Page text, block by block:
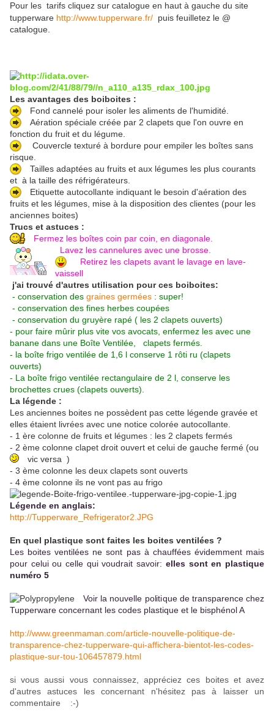
Pour les tarifs cliquez sur catalogue en haut à gauche du site
tupperware http://www.tupperware.fr/ puis feuilletez le @
catalogue.
Les avantages des boiboites :
Fond cannelé pour isoler les aliments de l'humidité.
Aération spéciale créée par 2 clapets que l'on ouvre en
fonction du fruit et du légume.
Couvercle texturé à bordure pour empiler les boîtes sans
risque.
Tailles adaptées au fruits et aux légumes les plus courants
et à la taille des réfrigérateurs.
Etiquette autocollante indiquant le besoin d'aération des
fruits et les légumes, mise à la disposition des clientes (pour les
anciennes boites)
Trucs et astuces :
Fermez les boîtes coin par coin, en diagonale.
Lavez les cannelures avec une brosse.
Retirez les clapets avant le lavage en lave-
vaissell
j'ai trouvé d'autres utilisation pour ces boiboites:
- conservation des graines germées : super!
- conservation des fines herbes coupées
- conservation du gruyère rapé ( les 2 clapets ouverts)
- pour faire mûrir plus vite vos avocats, enfermez les avec une
banane dans une Boîte Ventilée, clapets fermés.
- la boîte frigo ventilée de 1,6 l conserve 1 rôti ru (clapets
ouverts)
- La boîte frigo ventilée rectangulaire de 2 l, conserve les
brochettes crues (clapets ouverts).
La légende :
Les anciennes boites ne possèdent pas cette légende gravée et
elles étaient livrées avec une notice colorée autocollante.
- 1 ère colonne de fruits et légumes : les 2 clapets fermés
- 2 ème colonne clapet droit ouvert et celui de gauche fermé (ou
vic versa )
- 3 ème colonne les deux clapets sont ouverts
- 4 ème colonne ils ne vont pas au frigo
Légende en anglais:
http://Tupperware_Refrigerator2.JPG
En quel plastique sont faites les boites ventilées ?
Les boites ventilées ne sont pas à chauffées évidemment mais
pour celui ou celle qui voudrait savoir: elles sont en plastique
numéro 5
Voir la nouvelle politique de transparence chez
Tupperware concernant les codes plastique et le bisphénol A
http://www.greenmaman.com/article-nouvelle-politique-de-
transparence-chez-tupperware-qui-affichera-bientot-les-codes-
plastique-sur-tou-106457879.html
si vous aussi vous connaissez, appréciez ces boites et avez
d'autres astuces les concernant n'hésitez pas à laisser un
commentaire :-)